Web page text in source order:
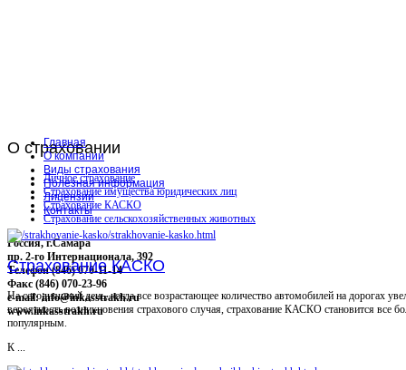
О страховании
Личное страхование
Страхование имущества юридических лиц
Страхование КАСКО
Страхование сельскохозяйственных животных
Россия, г.Самара
пр. 2-го Интернационала, 392
Телефон (846) 070-11-14
Факс (846) 070-23-96
e-mail: info@inkasstrakh.ru
www.inkasstrakh.ru
Главная
О компании
Виды страхования
Полезная информация
Лицензии
Контакты
Страхование КАСКО
На сегодняшний день, когда все возрастающее количество автомобилей на дорогах
вероятность возникновения страхового случая, страхование КАСКО становится все
популярным.
К ...